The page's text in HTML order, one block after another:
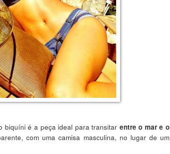
biquíni é a peça ideal para transitar entre o mar e o
com uma camisa masculina, no lugar de um